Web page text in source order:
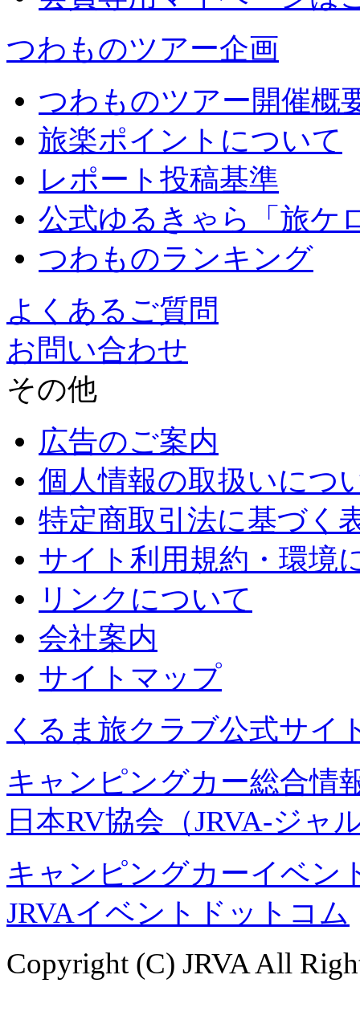
つわものツアー企画
つわものツアー開催概
旅楽ポイントについて
レポート投稿基準
公式ゆるきゃら「旅ケ
つわものランキング
よくあるご質問
お問い合わせ
その他
広告のご案内
個人情報の取扱いにつ
特定商取引法に基づく
サイト利用規約・環境
リンクについて
会社案内
サイトマップ
くるま旅クラブ公式サイ
キャンピングカー総合情
日本RV協会（JRVA-ジャ
キャンピングカーイベン
JRVAイベントドットコム
Copyright (C) JRVA All